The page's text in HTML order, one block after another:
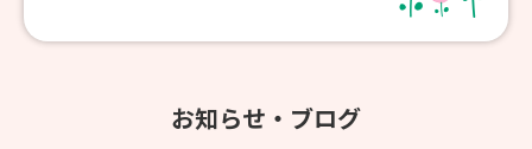
お知らせ・ブログ